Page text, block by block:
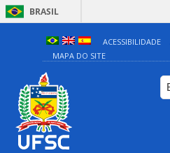
BRASIL
ACESSIBILIDADE
MAPA DO SITE